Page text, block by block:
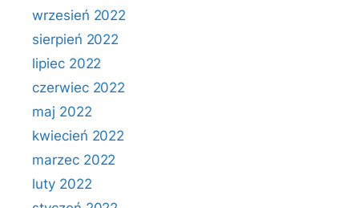
wrzesień 2022
sierpień 2022
lipiec 2022
czerwiec 2022
maj 2022
kwiecień 2022
marzec 2022
luty 2022